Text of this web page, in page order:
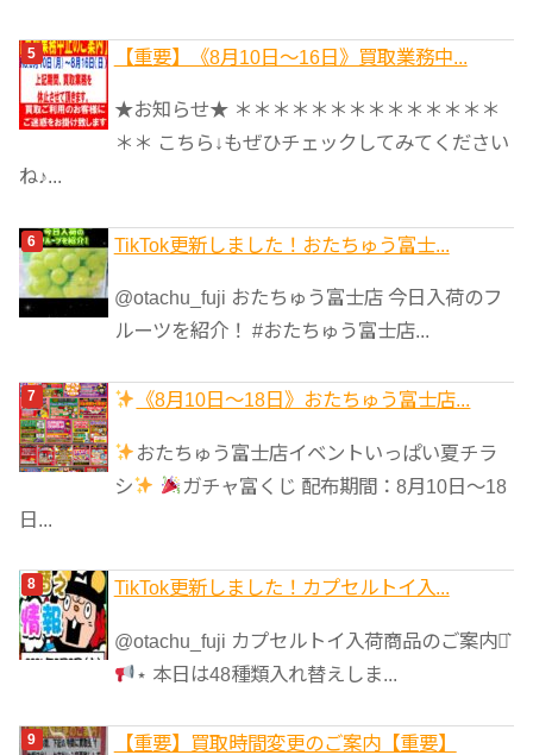
【重要】《8月10日～16日》買取業務中...
★お知らせ★ ＊＊＊＊＊＊＊＊＊＊＊＊＊＊
＊＊ こちら↓もぜひチェックしてみてください
ね♪...
TikTok更新しました！おたちゅう富士...
@otachu_fuji おたちゅう富士店 今日入荷のフ
ルーツを紹介！ #おたちゅう富士店...
《8月10日～18日》おたちゅう富士店...
おたちゅう富士店イベントいっぱい夏チラ
シ
ガチャ富くじ 配布期間：8月10日～18
日...
TikTok更新しました！カプセルトイ入...
@otachu_fuji カプセルトイ入荷商品のご案内⋆͛
⋆ 本日は48種類入れ替えしま...
【重要】買取時間変更のご案内【重要】